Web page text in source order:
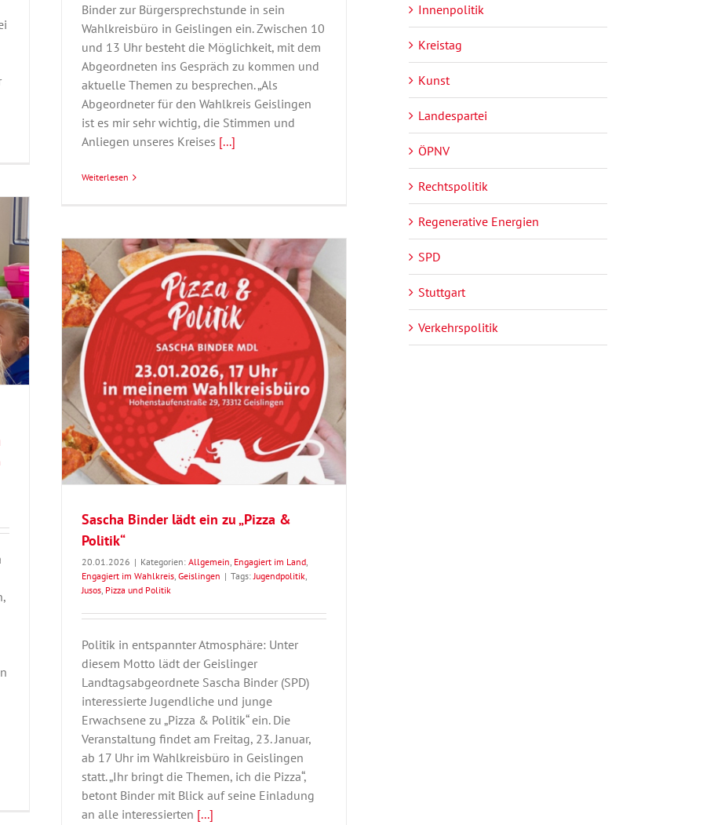
Binder zur Bürgersprechstunde in sein
Wahlkreisbüro in Geislingen ein. Zwischen 10
und 13 Uhr besteht die Möglichkeit, mit dem
Abgeordneten ins Gespräch zu kommen und
aktuelle Themen zu besprechen. „Als
Abgeordneter für den Wahlkreis Geislingen
ist es mir sehr wichtig, die Stimmen und
Anliegen unseres Kreises [...]
Weiterlesen
Sascha Binder lädt ein zu „Pizza &
Politik“
20.01.2026 | Kategorien: Allgemein, Engagiert im Land,
Engagiert im Wahlkreis, Geislingen | Tags:Jugendpolitik,
Jusos, Pizza und Politik
Politik in entspannter Atmosphäre: Unter
diesem Motto lädt der Geislinger
Landtagsabgeordnete Sascha Binder (SPD)
interessierte Jugendliche und junge
Erwachsene zu „Pizza & Politik“ ein. Die
Veranstaltung findet am Freitag, 23. Januar,
ab 17 Uhr im Wahlkreisbüro in Geislingen
statt. „Ihr bringt die Themen, ich die Pizza“,
betont Binder mit Blick auf seine Einladung
an alle interessierten [...]
Innenpolitik
Kreistag
Kunst
Landespartei
ÖPNV
Rechtspolitik
Regenerative Energien
SPD
Stuttgart
Verkehrspolitik